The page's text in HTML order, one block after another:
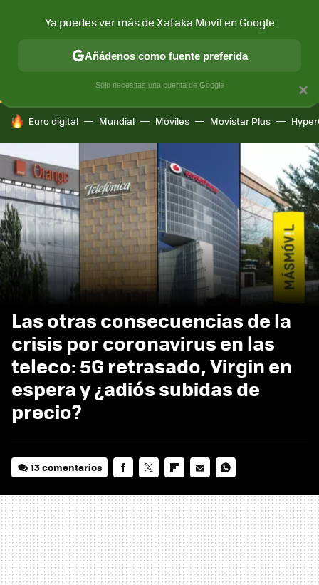
CONECTIVIDAD MÓVIL Y SOCIEDAD APLICACIONES
HOY SE HABLA DE
Euro digital Mundial Móviles Movistar Plus
Las otras consecuencias de la
crisis por coronavirus en las
teleco: 5G retrasado, Virgin en
espera y ¿adiós subidas de
precio?
13 comentarios
MAIL
×
Ya puedes ver más de Xataka Movil en Google
Añádenos como fuente preferida
Solo necesitas una cuenta de Google